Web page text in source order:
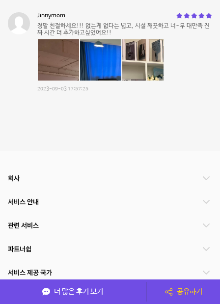
Jinnymom
정말 친절하세요!!! 없는게 없다는 넓고, 시설 깨끗하고 너~무 대만족 진
짜 시간 더 추가하고싶었어요!!
2023-09-03 17:57:25
더 많은 후기 보기 공유하기
회사
서비스 안내
관련 서비스
파트너쉽
서비스 제공 국가